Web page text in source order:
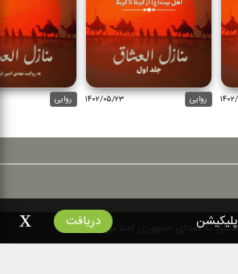
۲۳ روایی ۱۴۰۲/۰۵/۲۳ روایی
به صدای جمهوری اسلامی ایران است
دریافت x